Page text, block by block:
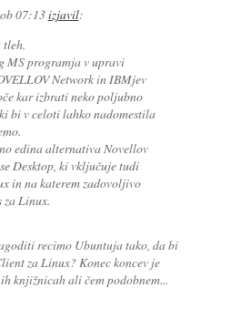
07:13izjavil:
MS programja v upravi
Network in IBMjev
kar izbrati neko poljubno
bi v celoti lahko nadomestila
edina alternativa Novellov
Desktop, ki vključuje tudi
in na katerem zadovoljivo
za Linux.
recimo Ubuntuja tako, da bi
za Linux? Konec koncev je
knjižnicah ali čem podobnem...